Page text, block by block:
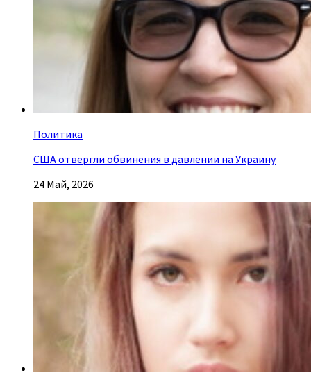
Политика
США отвергли обвинения в давлении на Украину
24 Май, 2026